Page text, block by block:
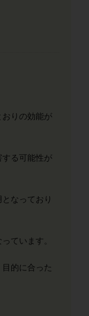
りの効能が
る可能性が
なっており
ています。
的に合った